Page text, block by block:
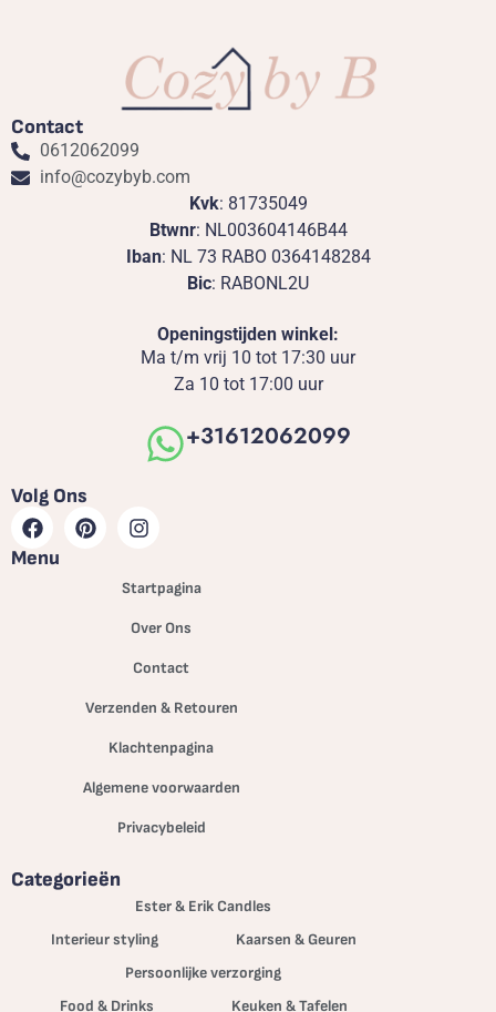
Contact
0612062099
info@cozybyb.com
Kvk: 81735049
Btwnr: NL003604146B44
Iban: NL 73 RABO 0364148284
Bic: RABONL2U
Openingstijden winkel:
Ma t/m vrij 10 tot 17:30 uur
Za 10 tot 17:00 uur
+31612062099
Volg Ons
Menu
Startpagina
Over Ons
Contact
Verzenden & Retouren
Klachtenpagina
Algemene voorwaarden
Privacybeleid
Categorieën
Ester & Erik Candles
Interieur styling
Kaarsen & Geuren
Persoonlijke verzorging
Food & Drinks
Keuken & Tafelen